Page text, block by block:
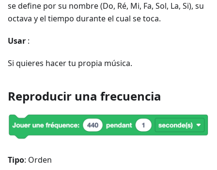
se define por su nombre (Do, Ré, Mi, Fa, Sol, La, Si), su
octava y el tiempo durante el cual se toca.
Usar :
Si quieres hacer tu propia música.
Reproducir una frecuencia
Tipo: Orden